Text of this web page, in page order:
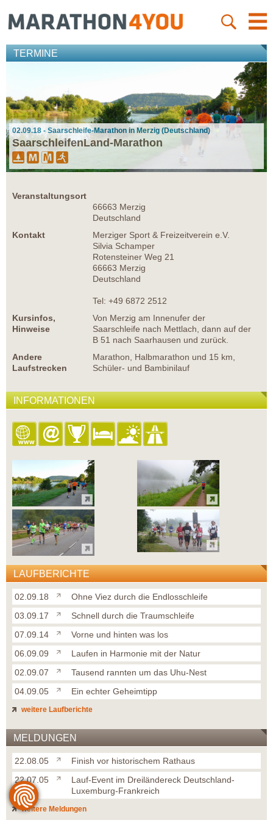
TERMINE
02.09.18 - Saarschleife-Marathon in Merzig (Deutschland)
SaarschleifenLand-Marathon
Veranstaltungsort
66663 Merzig
Deutschland
Kontakt
Merziger Sport & Freizeitverein e.V.
Silvia Schamper
Rotensteiner Weg 21
66663 Merzig
Deutschland
Tel: +49 6872 2512
Kursinfos,
Hinweise
Von Merzig am Innenufer der
Saarschleife nach Mettlach, dann auf der
B 51 nach Saarhausen und zurück.
Andere
Laufstrecken
Marathon, Halbmarathon und 15 km,
Schüler- und Bambinilauf
INFORMATIONEN
LAUFBERICHTE
02.09.18
Ohne Viez durch die Endlosschleife
03.09.17
Schnell durch die Traumschleife
07.09.14
Vorne und hinten was los
06.09.09
Laufen in Harmonie mit der Natur
02.09.07
Tausend rannten um das Uhu-Nest
04.09.05
Ein echter Geheimtipp
weitere Laufberichte
MELDUNGEN
22.08.05
Finish vor historischem Rathaus
22.07.05
Lauf-Event im Dreiländereck Deutschland-
Luxemburg-Frankreich
weitere Meldungen